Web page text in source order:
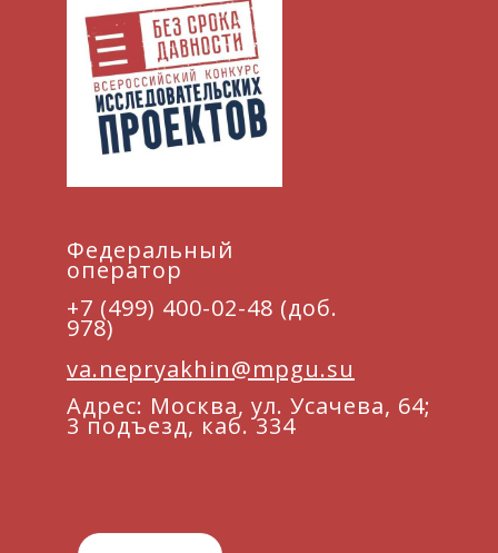
Федеральный
оператор
+7 (499) 400-02-48 (доб.
978)
va.nepryakhin@mpgu.su
Адрес: Москва, ул. Усачева, 64;
3 подъезд, каб. 334